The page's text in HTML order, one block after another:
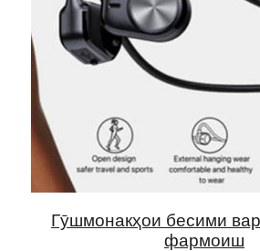
Гӯшмонакҳои бесими
фармоиш